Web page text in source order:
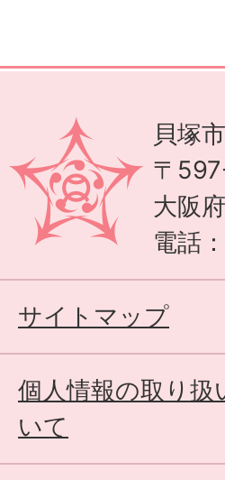
貝塚
〒
大阪
電話
サイトマップ
個人情報の取り扱
いて